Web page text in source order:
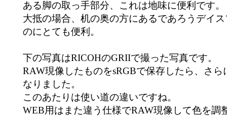
ある脚の取っ手部分、これは地味に便利です。
大抵の場合、机の奥の方にあるであろうデイ
のにとても便利。
下の写真はRICOHのGRIIで撮った写真です。
RAW現像したものをsRGBで保存したら、さ
なりました。
このあたりは使い道の違いですね。
WEB用はまた違う仕様でRAW現像して色を調